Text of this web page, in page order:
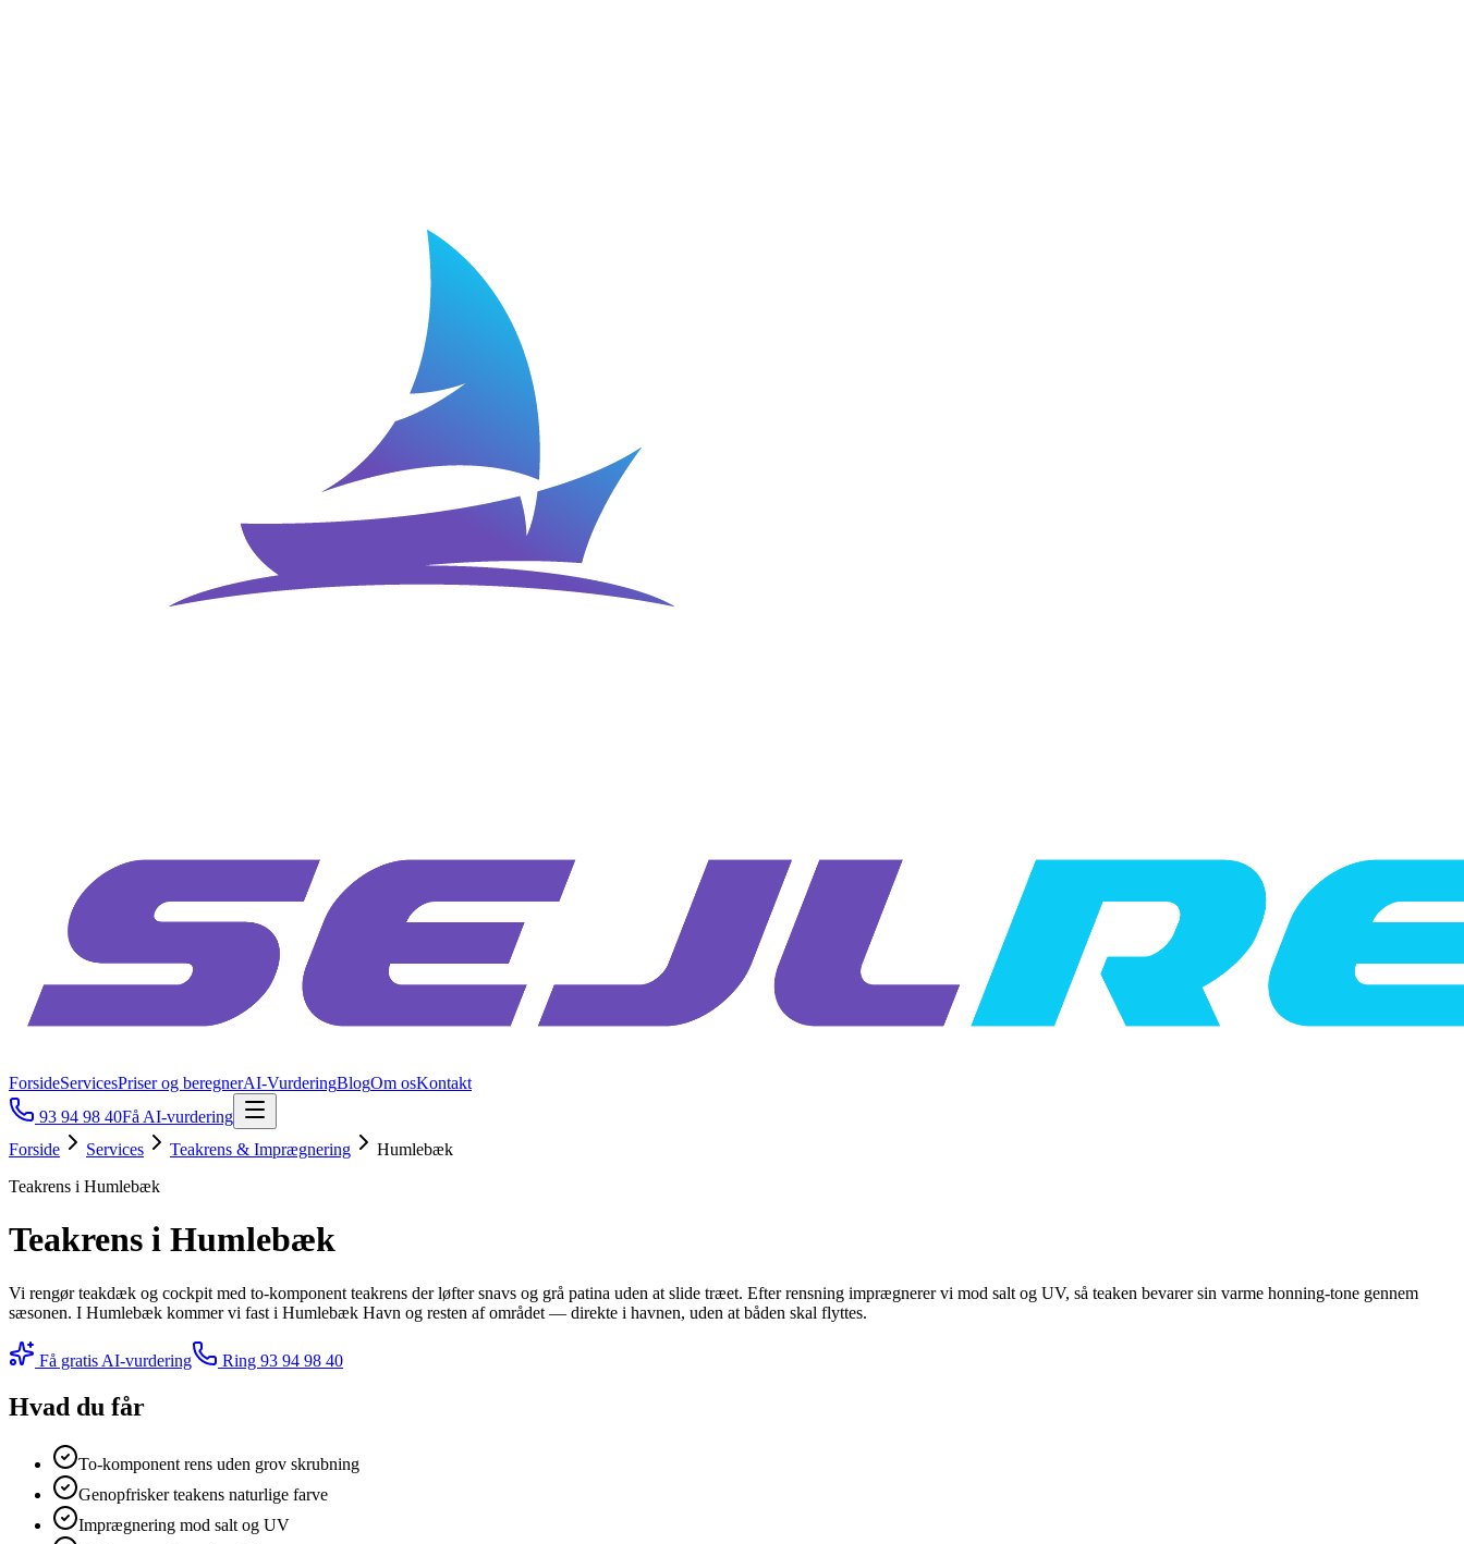
ForsideServicesPriser og beregnerAI-VurderingBlogOm osKontakt
93 94 98 40Få AI-vurdering
Forside
Services Teakrens & Imprægnering
Humlebæk
Teakrens i Humlebæk
Teakrens i Humlebæk
Vi rengør teakdæk og cockpit med to-komponent teakrens der løfter snavs og grå patina uden at slide træet. Efter rensning imprægnerer vi mod salt og UV, så teaken bevarer sin varme honning-tone gennem
sæsonen. I Humlebæk kommer vi fast i Humlebæk Havn og resten af området — direkte i havnen, uden at båden skal flyttes.
Få gratis AI-vurdering Ring 93 94 98 40
Hvad du får
To-komponent rens uden grov skrubning
Genopfrisker teakens naturlige farve
Imprægnering mod salt og UV